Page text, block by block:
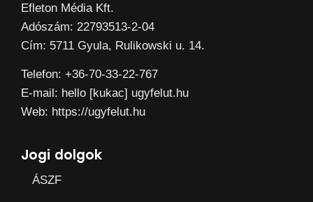
Efleton Média Kft.
Adószám: 22793513-2-04
Cím: 5711 Gyula, Rulikowski u. 14.
Telefon: +36-70-33-22-767
E-mail: hello [kukac] ugyfelut.hu
Web: https://ugyfelut.hu
Jogi dolgok
ÁSZF